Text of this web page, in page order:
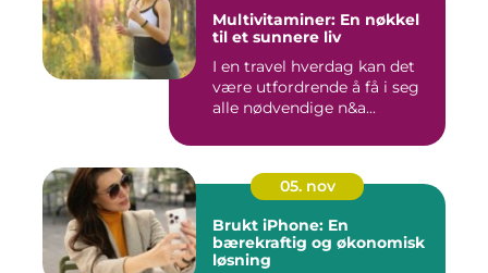
Multivitaminer: En nøkkel
til et sunnere liv
I en travel hverdag kan det
være utfordrende å få i seg
alle nødvendige n&a...
05. nov
Brukt iPhone: En
bærekraftig og økonomisk
løsning